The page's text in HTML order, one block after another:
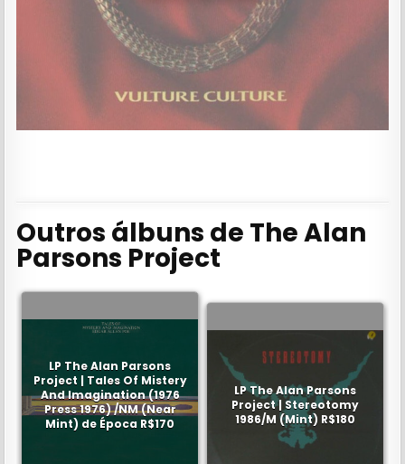
Outros álbuns de The Alan
Parsons Project
LP The Alan Parsons
Project | Tales Of Mistery
And Imagination (1976
Press 1976) /NM (Near
Mint) de Época R$170
LP The Alan Parsons
Project | Stereotomy
1986/M (Mint) R$180